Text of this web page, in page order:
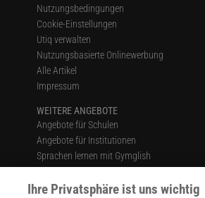
Nutzungsbedingungen
Cookie-Einstellungen
Utiq verwalten
Nutzungsbasierte Onlinewerbung
Alle Artikel
Impressum
WEITERE ANGEBOTE
Angebote für Schulen
Angebote für Institutionen
Sprachen lernen mit Gymglish
Für Spektrum schreiben
Ihre Privatsphäre ist uns wichtig